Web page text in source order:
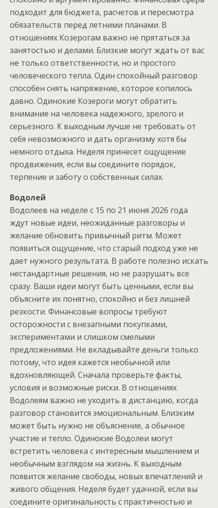
подходит для бюджета, расчетов и пересмотра
обязательств перед летними планами. В
отношениях Козерогам важно не прятаться за
занятостью и делами. Близкие могут ждать от вас
не только ответственности, но и простого
человеческого тепла. Один спокойный разговор
способен снять напряжение, которое копилось
давно. Одинокие Козероги могут обратить
внимание на человека надежного, зрелого и
серьезного. К выходным лучше не требовать от
себя невозможного и дать организму хотя бы
немного отдыха. Неделя принесет ощущение
продвижения, если вы соедините порядок,
терпение и заботу о собственных силах.
Водолей
Водолеев на неделе с 15 по 21 июня 2026 года
ждут новые идеи, неожиданные разговоры и
желание обновить привычный ритм. Может
появиться ощущение, что старый подход уже не
дает нужного результата. В работе полезно искать
нестандартные решения, но не разрушать все
сразу. Ваши идеи могут быть ценными, если вы
объясните их понятно, спокойно и без лишней
резкости. Финансовые вопросы требуют
осторожности с внезапными покупками,
экспериментами и слишком смелыми
предложениями. Не вкладывайте деньги только
потому, что идея кажется необычной или
вдохновляющей. Сначала проверьте факты,
условия и возможные риски. В отношениях
Водолеям важно не уходить в дистанцию, когда
разговор становится эмоциональным. Близким
может быть нужно не объяснение, а обычное
участие и тепло. Одинокие Водолеи могут
встретить человека с интересным мышлением и
необычным взглядом на жизнь. К выходным
появится желание свободы, новых впечатлений и
живого общения. Неделя будет удачной, если вы
соедините оригинальность с практичностью и